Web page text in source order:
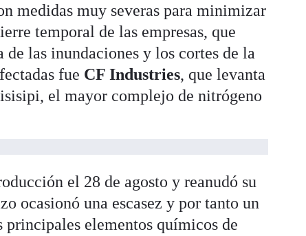
medidas muy severas para minimizar
temporal de las empresas, que
las inundaciones y los cortes de la
fue CF Industries, que levanta
el mayor complejo de nitrógeno
el 28 de agosto y reanudó su
ocasionó una escasez y por tanto un
elementos químicos de